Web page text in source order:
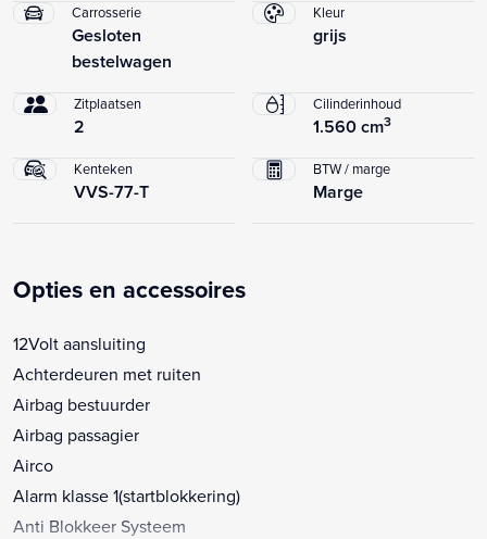
Carrosserie
Gesloten
bestelwagen
Kleur
grijs
Zitplaatsen
2
Cilinderinhoud
1.560 cm3
Kenteken
VVS-77-T
BTW / marge
Marge
Opties en accessoires
12Volt aansluiting
Achterdeuren met ruiten
Airbag bestuurder
Airbag passagier
Airco
Alarm klasse 1(startblokkering)
Anti Blokkeer Systeem